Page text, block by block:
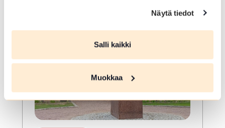
Näytä tiedot
Salli kaikki
Muokkaa